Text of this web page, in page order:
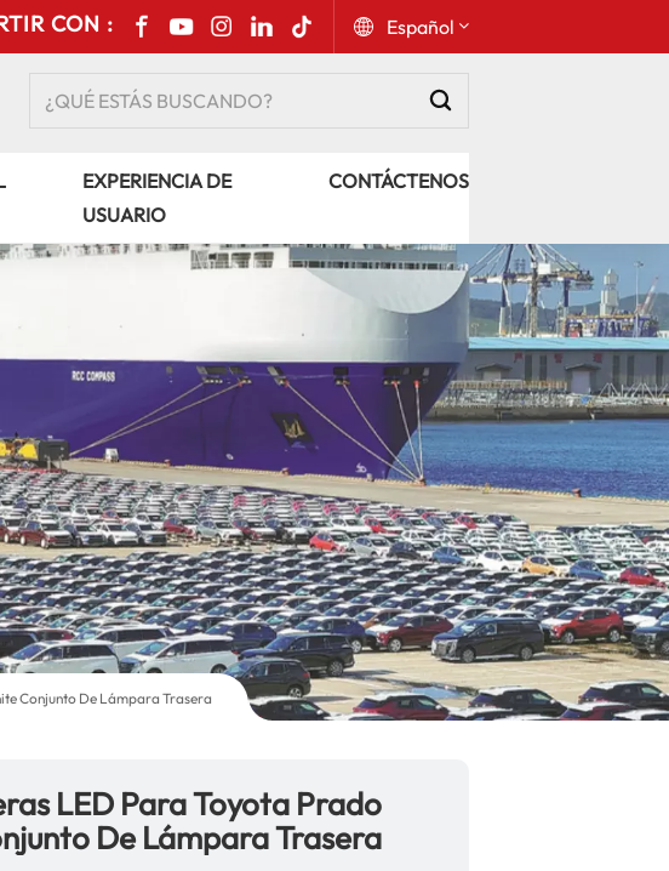
CON : Español
Русский
Español
Português
عربي
kiswahili
EXPERIENCIA DE
USUARIO
CONTÁCTENOS
Conjunto De Lámpara Trasera
LED Para Toyota Prado
De Lámpara Trasera